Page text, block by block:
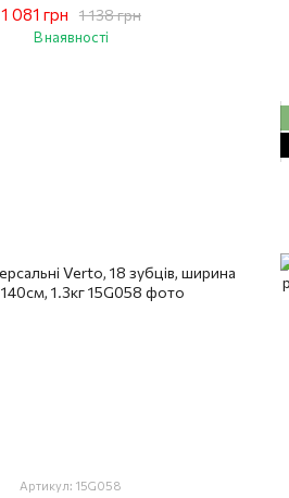
1 138 грн
1 081 грн
В наявності
Артикул: 15G058